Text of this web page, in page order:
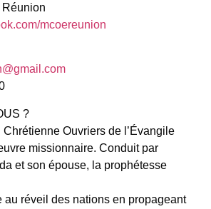
Réunion
mcoereunion
?
Chrétienne Ouvriers de l’Évangile
missionnaire. Conduit par
et son épouse, la prophétesse
au réveil des nations en propageant